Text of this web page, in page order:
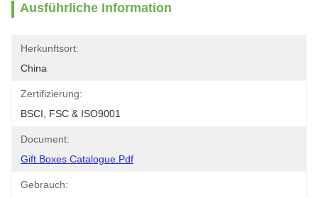
Ausführliche Information
Herkunftsort:
China
Zertifizierung:
BSCI, FSC & ISO9001
Document:
Gift Boxes Catalogue.pdf
Gebrauch: